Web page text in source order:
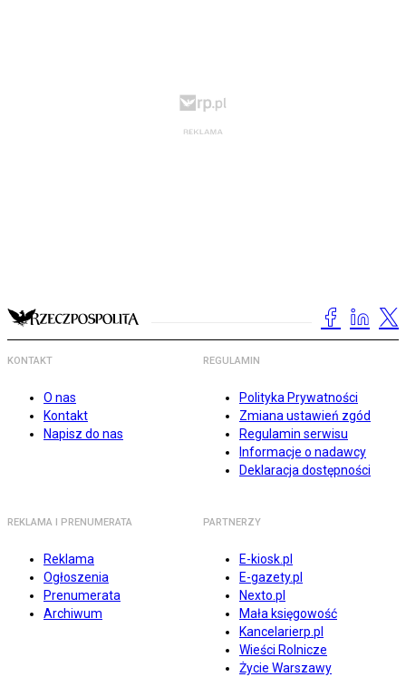
KONTAKT
O nas
Kontakt
Napisz do nas
REGULAMIN
Polityka Prywatności
Zmiana ustawień zgód
Regulamin serwisu
Informacje o nadawcy
Deklaracja dostępności
REKLAMA I PRENUMERATA
Reklama
Ogłoszenia
Prenumerata
Archiwum
PARTNERZY
E-kiosk.pl
E-gazety.pl
Nexto.pl
Mała księgowość
Kancelarierp.pl
Wieści Rolnicze
Życie Warszawy